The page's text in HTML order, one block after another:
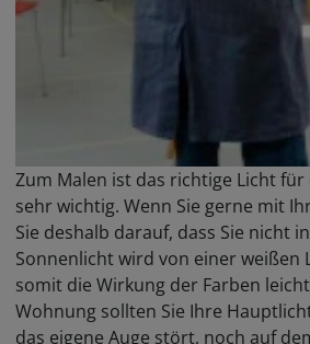
Zum Malen ist das richtige Licht
sehr wichtig. Wenn Sie gerne mit
Sie deshalb darauf, dass Sie nicht
Sonnenlicht wird von einer weißen
somit die Wirkung der Farben
Wohnung sollten Sie Ihre
das eigene Auge stört, noch auf